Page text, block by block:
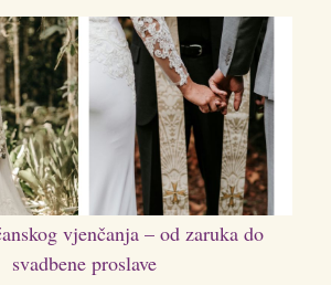
vjenčanja – od zaruka do
svadbene proslave